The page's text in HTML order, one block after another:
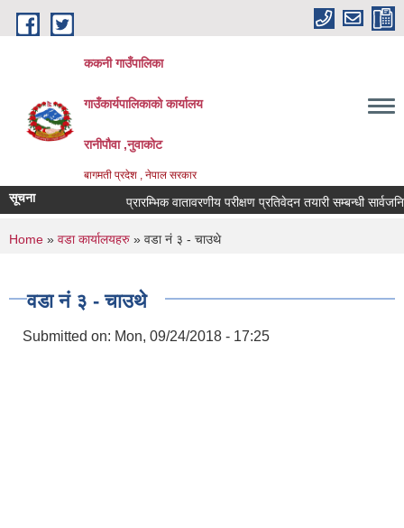
Skip to main content
ककनी गाउँपालिका
गाउँकार्यपालिकाको कार्यालय
रानीपौवा ,नुवाकोट
बागमती प्रदेश , नेपाल सरकार
सूचना प्रारम्भिक वातावरणीय परीक्षण प्रतिवेदन तयारी सम्बन्धी सार्वजनिक
You are here
Home » वडा कार्यालयहरु » वडा नं ३ - चाउथे
वडा नं ३ - चाउथे
Submitted on: Mon, 09/24/2018 - 17:25